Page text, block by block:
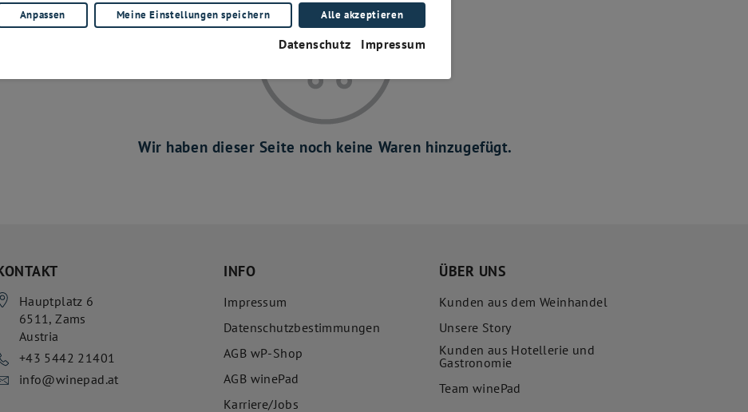
Wir haben dieser Seite noch keine Waren hinzugefügt.
Hauptplatz 6
6511 ,Zams
Austria
+43 5442 21401
info@winepad.at
INFO
Impressum
Datenschutzbestimmungen
AGB wP-Shop
AGB winePad
Karriere/Jobs
ÜBER UNS
Kunden aus dem Weinhandel
Unsere Story
Kunden aus Hotellerie und
Gastronomie
Team winePad
Anpassen Meine Einstellungen speichern Alle akzeptieren
Datenschutz Impressum